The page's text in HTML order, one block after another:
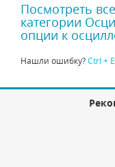
Посмотреть
категории
опции к
Нашли ошибку?Ctrl +